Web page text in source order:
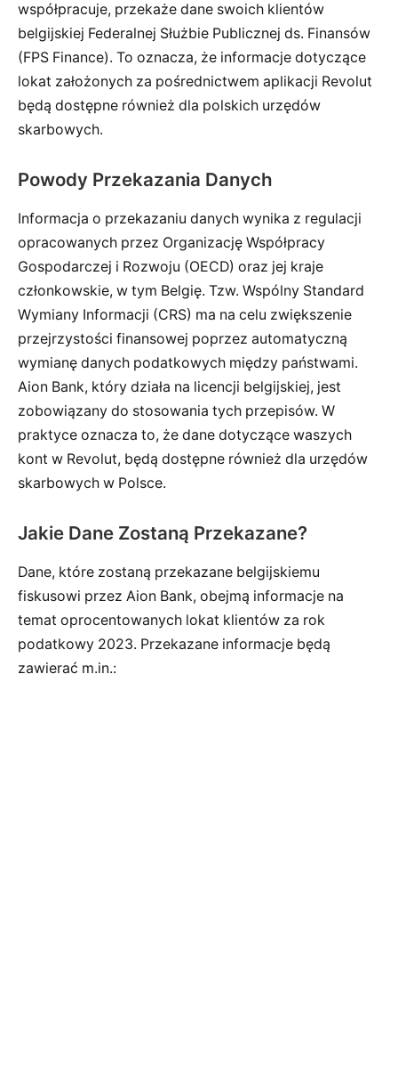
współpracuje, przekaże dane swoich klientów
belgijskiej Federalnej Służbie Publicznej ds. Finansów
(FPS Finance). To oznacza, że informacje dotyczące
lokat założonych za pośrednictwem aplikacji Revolut
będą dostępne również dla polskich urzędów
skarbowych.
Powody Przekazania Danych
Informacja o przekazaniu danych wynika z regulacji
opracowanych przez Organizację Współpracy
Gospodarczej i Rozwoju (OECD) oraz jej kraje
członkowskie, w tym Belgię. Tzw. Wspólny Standard
Wymiany Informacji (CRS) ma na celu zwiększenie
przejrzystości finansowej poprzez automatyczną
wymianę danych podatkowych między państwami.
Aion Bank, który działa na licencji belgijskiej, jest
zobowiązany do stosowania tych przepisów. W
praktyce oznacza to, że dane dotyczące waszych
kont w Revolut, będą dostępne również dla urzędów
skarbowych w Polsce.
Jakie Dane Zostaną Przekazane?
Dane, które zostaną przekazane belgijskiemu
fiskusowi przez Aion Bank, obejmą informacje na
temat oprocentowanych lokat klientów za rok
podatkowy 2023. Przekazane informacje będą
zawierać m.in.: